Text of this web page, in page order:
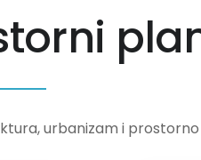
Postav skulpture V.
Stambena zgrada
urbanizam i